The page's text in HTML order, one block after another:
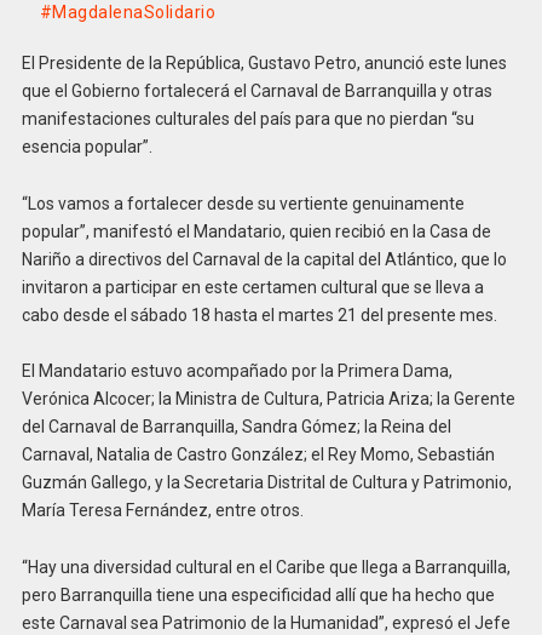
#MagdalenaSolidario
El Presidente de la República, Gustavo Petro, anunció este lunes
que el Gobierno fortalecerá el Carnaval de Barranquilla y otras
manifestaciones culturales del país para que no pierdan “su
esencia popular”.
“Los vamos a fortalecer desde su vertiente genuinamente
popular”, manifestó el Mandatario, quien recibió en la Casa de
Nariño a directivos del Carnaval de la capital del Atlántico, que lo
invitaron a participar en este certamen cultural que se lleva a
cabo desde el sábado 18 hasta el martes 21 del presente mes.
El Mandatario estuvo acompañado por la Primera Dama,
Verónica Alcocer; la Ministra de Cultura, Patricia Ariza; la Gerente
del Carnaval de Barranquilla, Sandra Gómez; la Reina del
Carnaval, Natalia de Castro González; el Rey Momo, Sebastián
Guzmán Gallego, y la Secretaria Distrital de Cultura y Patrimonio,
María Teresa Fernández, entre otros.
“Hay una diversidad cultural en el Caribe que llega a Barranquilla,
pero Barranquilla tiene una especificidad allí que ha hecho que
este Carnaval sea Patrimonio de la Humanidad”, expresó el Jefe